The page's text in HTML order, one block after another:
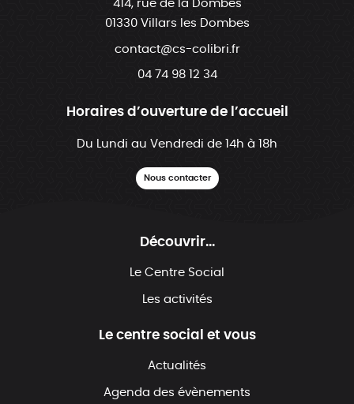
414, rue de la Dombes
01330 Villars les Dombes
contact@cs-colibri.fr
04 74 98 12 34
Horaires d’ouverture de l’accueil
Du Lundi au Vendredi de 14h à 18h
Nous contacter
Découvrir...
Le Centre Social
Les activités
Le centre social et vous
Actualités
Agenda des évènements